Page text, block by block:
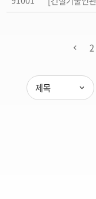
2
제목